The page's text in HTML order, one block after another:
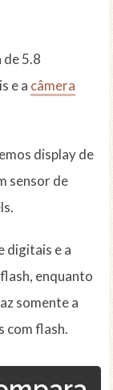
5.8
e a câmera
display de
sensor de
digitais e a
enquanto
somente a
com flash.